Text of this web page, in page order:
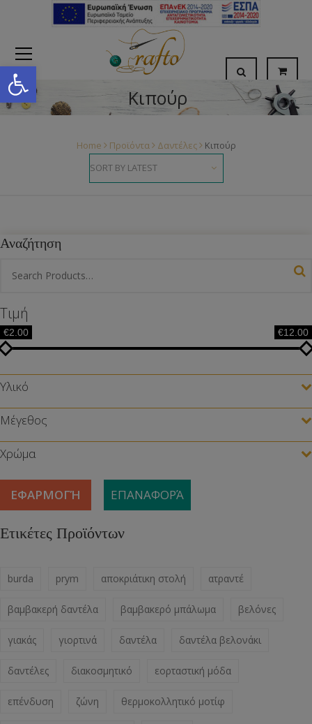
Open toolbar
Κιπούρ
Home Προϊόντα Δαντέλες Κιπούρ
Αναζήτηση
Τιμή
€2.00 €12.00
Υλικό
Μέγεθος
Χρώμα
ΕΦΑΡΜΟΓΉ ΕΠΑΝΑΦΟΡΆ
Ετικέτες Προϊόντων
burda prym αποκριάτικη στολή ατραντέ
βαμβακερή δαντέλα βαμβακερό μπάλωμα βελόνες
γιακάς γιορτινά δαντέλα δαντέλα βελονάκι
δαντέλες διακοσμητικό εορταστική μόδα
επένδυση ζώνη θερμοκολλητικό μοτίφ